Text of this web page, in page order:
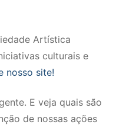
Artística
culturais e
nosso site!
E veja quais são
de nossas ações